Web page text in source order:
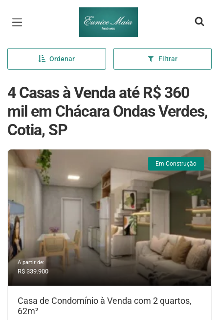
Página inicial
Ordenar Filtrar
4 Casas à Venda até R$ 360
mil em Chácara Ondas Verdes,
Cotia, SP
Em Construção
A partir de:
R$ 339.900
Casa de Condomínio à Venda com 2 quartos,
62m²